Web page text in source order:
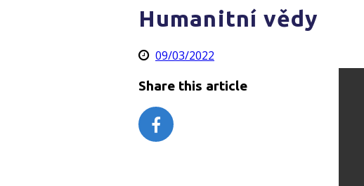
Humanitní vědy
09/03/2022
Share this article